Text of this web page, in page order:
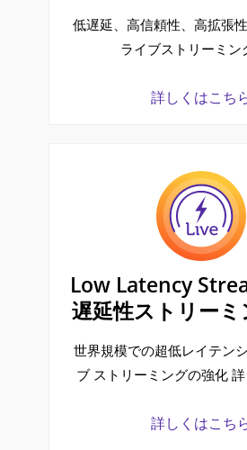
低遅延、高信頼性、高拡張
ライブストリーミン
詳しくはこち
Low Latency
遅延性ストリー
世界規模での超低レイテン
ブ ストリーミングの強化
詳しくはこち